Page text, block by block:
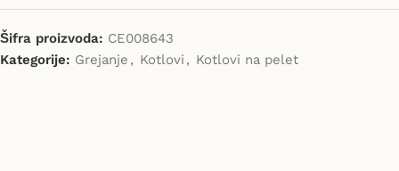
Šifra proizvoda: CE008643
Kategorije: Grejanje , Kotlovi , Kotlovi na pelet